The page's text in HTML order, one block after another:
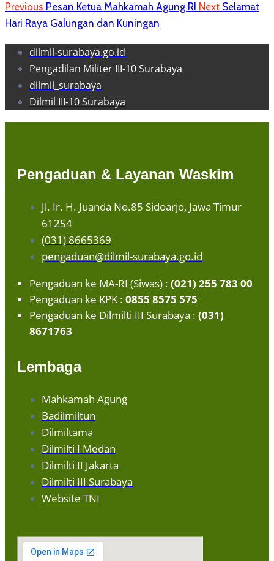
Previous Pesan Ketua Mahkamah Agung RI Next Selamat
Hari Raya Galungan dan Kuningan
dilmil-surabaya.go.id
Pengadilan Militer III-10 Surabaya
dilmil_surabaya
Dilmil III-10 Surabaya
Pengaduan & Layanan Waskim
Jl. Ir. H. Juanda No.85 Sidoarjo, Jawa Timur
61254
(031) 8665369
pengaduan@dilmil-surabaya.go.id
Pengaduan ke MA-RI (Siwas) : (021) 255 783 00
Pengaduan ke KPK : 0855 8575 575
Pengaduan ke Dilmilti III Surabaya : (031)
8671763
Lembaga
Mahkamah Agung
Badilmiltun
Dilmiltama
Dilmilti I Medan
Dilmilti II Jakarta
Dilmilti III Surabaya
Website TNI